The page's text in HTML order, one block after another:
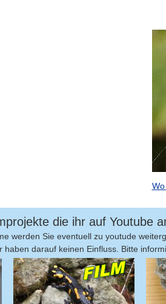
werden Sie eventuell zu youtude
haben darauf keinen Einfluss. Bitte
die ihr auf Youtube